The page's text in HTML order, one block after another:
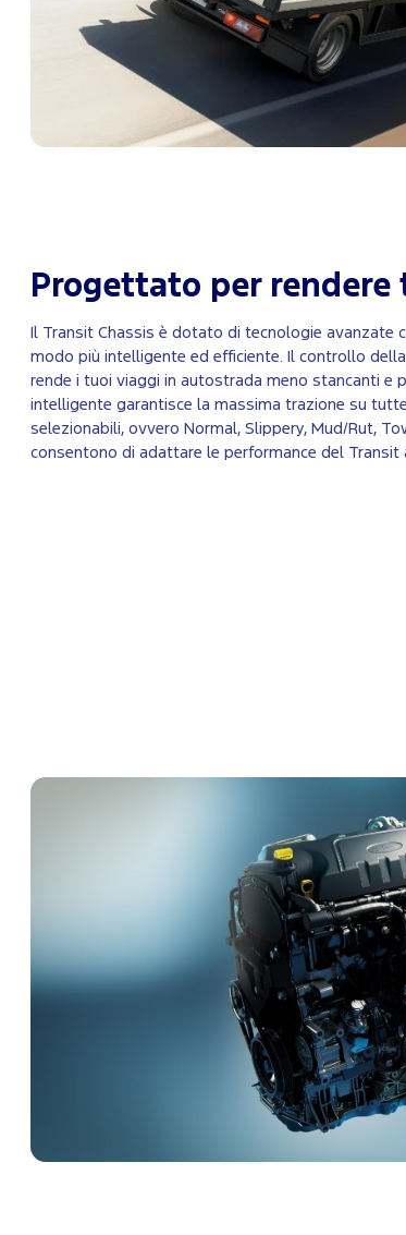
Progettato per
Il Transit Chassis è dotato di tecnologie avanzate
modo più intelligente ed efficiente. Il controllo
rende i tuoi viaggi in autostrada meno stancanti e
intelligente garantisce la massima trazione su
selezionabili, ovvero Normal, Slippery, Mud/Rut,
consentono di adattare le performance del Transit